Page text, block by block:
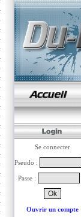
Se connecter
Pseudo :
Passe :
Ouvrir un compte